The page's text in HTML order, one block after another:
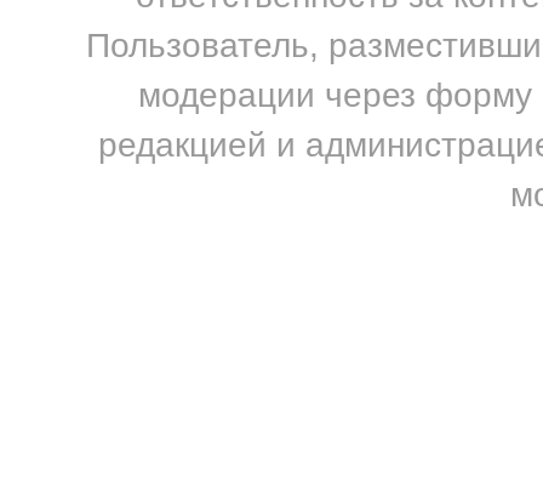
Пользователь,
модерации через форму
редакцией и